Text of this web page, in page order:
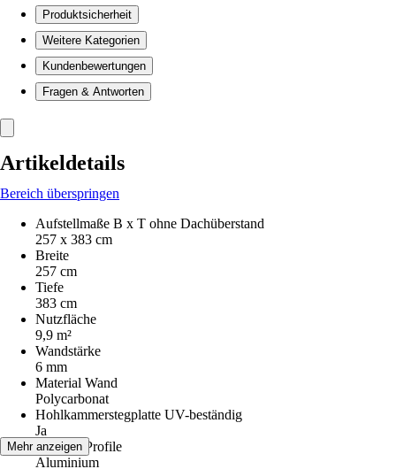
Produktsicherheit
Weitere Kategorien
Kundenbewertungen
Fragen & Antworten
Artikeldetails
Bereich überspringen
Aufstellmaße B x T ohne Dachüberstand
257 x 383 cm
Breite
257 cm
Tiefe
383 cm
Nutzfläche
9,9 m²
Wandstärke
6 mm
Material Wand
Polycarbonat
Hohlkammerstegplatte UV-beständig
Ja
Material Profile
Aluminium
Mehr anzeigen